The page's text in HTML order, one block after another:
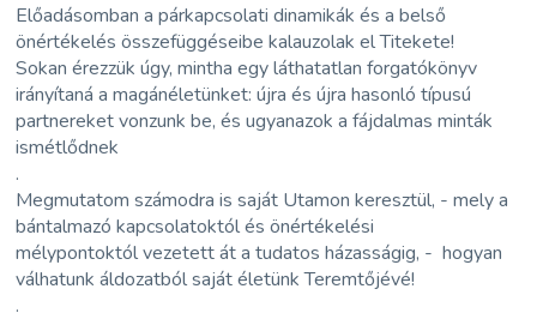
Előadásomban a párkapcsolati dinamikák és a belső
önértékelés összefüggéseibe kalauzolak el Titekete!
Sokan érezzük úgy, mintha egy láthatatlan forgatókönyv
irányítaná a magánéletünket: újra és újra hasonló típusú
partnereket vonzunk be, és ugyanazok a fájdalmas minták
ismétlődnek
.
Megmutatom számodra is saját Utamon keresztül, - mely a
bántalmazó kapcsolatoktól és önértékelési
mélypontoktól vezetett át a tudatos házasságig, - hogyan
válhatunk áldozatból saját életünk Teremtőjévé!
.